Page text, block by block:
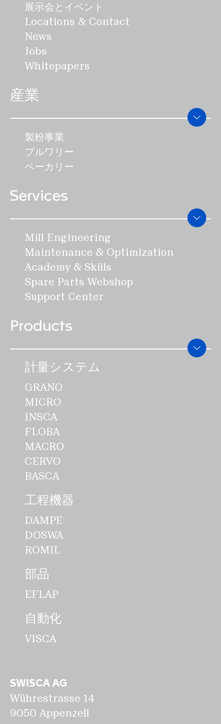
展示会とイベント
Locations & Contact
News
Jobs
Whitepapers
産業
製粉事業
ブルワリー
ベーカリー
Services
Mill Engineering
Maintenance & Optimization
Academy & Skills
Spare Parts Webshop
Support Center
Products
計量システム
GRANO
MICRO
INSCA
FLOBA
MACRO
CERVO
BASCA
工程機器
DAMPE
DOSWA
ROMIL
部品
EFLAP
自動化
VISCA
SWISCA AG
Wührestrasse 14
9050 Appenzell